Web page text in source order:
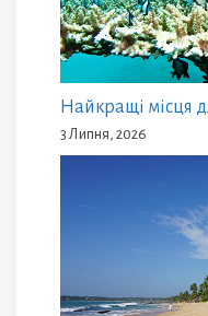
Найкращі місця
3 Липня, 2026